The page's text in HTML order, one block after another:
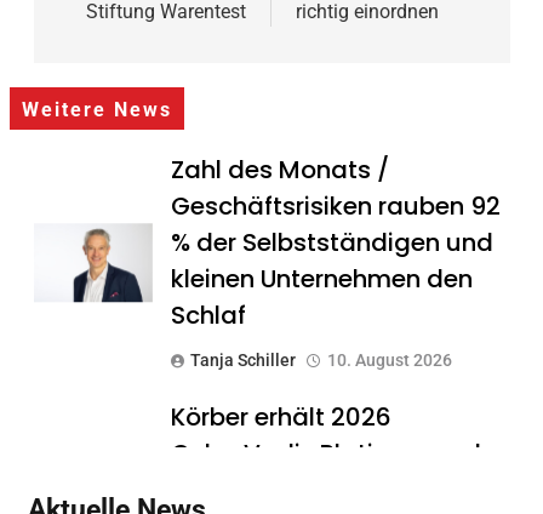
Stiftung Warentest
richtig einordnen
Weitere News
Zahl des Monats /
Geschäftsrisiken rauben 92
% der Selbstständigen und
kleinen Unternehmen den
Schlaf
Tanja Schiller 10. August 2026
Körber erhält 2026
CyberVadis Platinum und